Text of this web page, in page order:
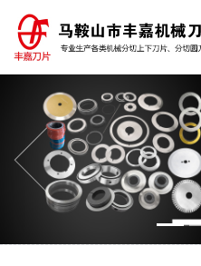
Previous